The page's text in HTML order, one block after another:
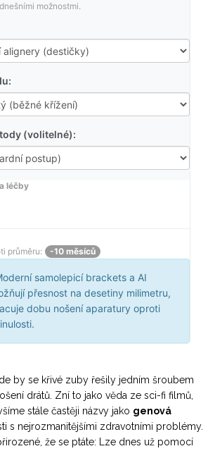
možnostmi.
(volitelné):
léčby
průměru: -10 měsíců
samolepicí brackets a AI
přesnost na desetiny milimetru,
dobu nošení aparatury oproti
by se křivé zuby řešily jedním šroubem
drátů. Zní to jako věda ze sci-fi filmů,
stále častěji názvy jako genová
s nejrozmanitějšími zdravotními problémy.
že se ptáte: Lze dnes už pomocí